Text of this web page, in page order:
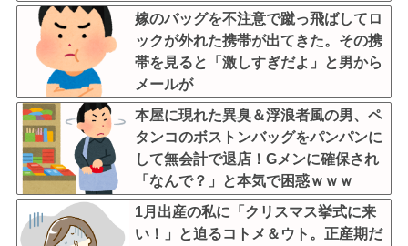
らがボドゲやってるのが悪い」と責任
転嫁してきたんだがｗｗｗｗ
嫁のバッグを不注意で蹴っ飛ばしてロ
ックが外れた携帯が出てきた。その携
帯を見ると「激しすぎだよ」と男から
メールが
本屋に現れた異臭＆浮浪者風の男、ペ
タンコのボストンバッグをパンパンに
して無会計で退店！Gメンに確保され
「なんで？」と本気で困惑ｗｗｗ
1月出産の私に「クリスマス挙式に来
い！」と迫るコトメ＆ウト。正産期だ